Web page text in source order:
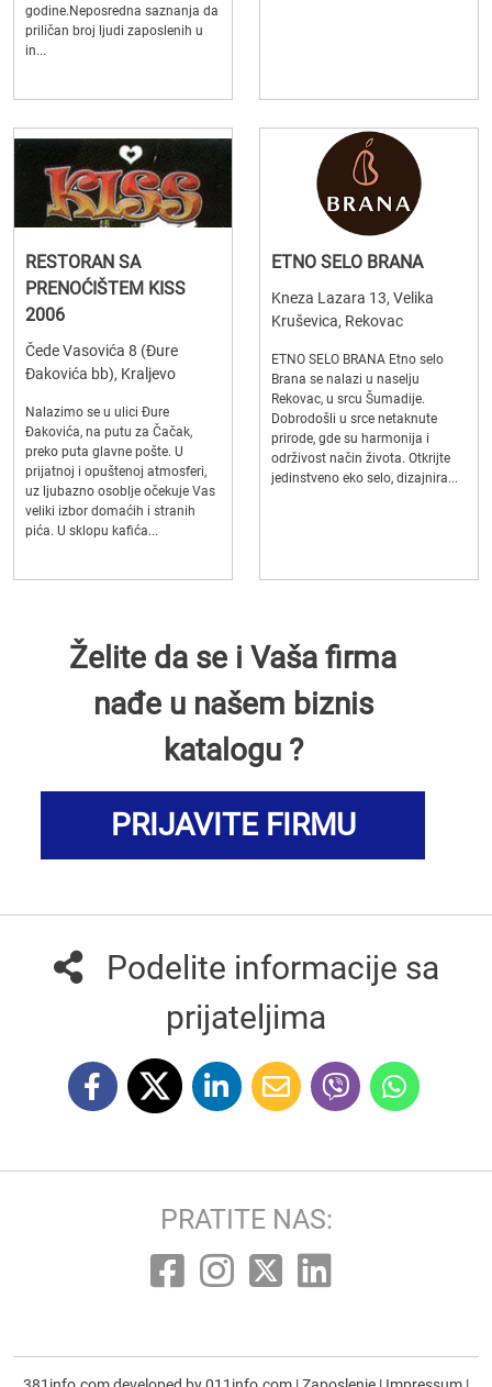
godine.Neposredna saznanja da
priličan broj ljudi zaposlenih u
in...
RESTORAN SA
PRENOĆIŠTEM KISS
2006
Čede Vasovića 8 (Đure
Đakovića bb), Kraljevo
Nalazimo se u ulici Đure
Đakovića, na putu za Čačak,
preko puta glavne pošte. U
prijatnoj i opuštenoj atmosferi,
uz ljubazno osoblje očekuje Vas
veliki izbor domaćih i stranih
pića. U sklopu kafića...
ETNO SELO BRANA
Kneza Lazara 13, Velika
Kruševica, Rekovac
ETNO SELO BRANA Etno selo
Brana se nalazi u naselju
Rekovac, u srcu Šumadije.
Dobrodošli u srce netaknute
prirode, gde su harmonija i
održivost način života. Otkrijte
jedinstveno eko selo, dizajnira...
Želite da se i Vaša firma
nađe u našem biznis
katalogu ?
PRIJAVITE FIRMU
Podelite informacije sa
prijateljima
PRATITE NAS: